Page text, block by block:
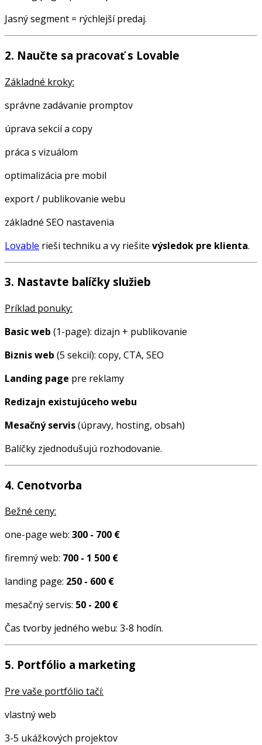
Jasný segment = rýchlejší predaj.
2. Naučte sa pracovať s Lovable
Základné kroky:
správne zadávanie promptov
úprava sekcií a copy
práca s vizuálom
optimalizácia pre mobil
export / publikovanie webu
základné SEO nastavenia
Lovable rieši techniku a vy riešite výsledok pre klienta.
3. Nastavte balíčky služieb
Príklad ponuky:
Basic web (1-page): dizajn + publikovanie
Biznis web (5 sekcií): copy, CTA, SEO
Landing page pre reklamy
Redizajn existujúceho webu
Mesačný servis(úpravy, hosting, obsah)
Balíčky zjednodušujú rozhodovanie.
4. Cenotvorba
Bežné ceny:
one-page web: 300 - 700 €
firemný web: 700 - 1 500 €
landing page: 250 - 600 €
mesačný servis: 50 - 200 €
Čas tvorby jedného webu: 3-8 hodín.
5. Portfólio a marketing
Pre vaše portfólio tačí:
vlastný web
3-5 ukážkových projektov